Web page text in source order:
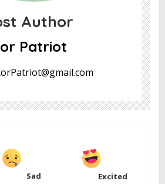
Author
Patriot
Sad Excited